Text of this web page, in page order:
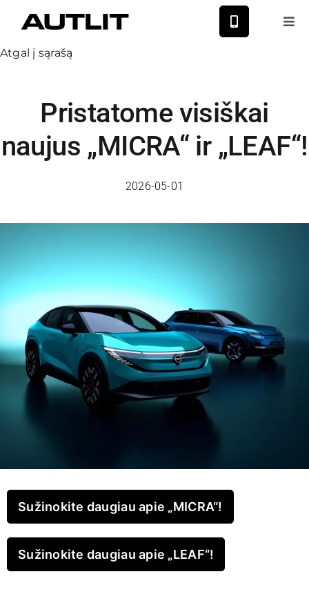
content
Nauji Nissan
Nauji MG
Naudoti automobiliai
Naujienos
Pasiūlymai
Kontaktai
Atgal į sąrašą
Pristatome visiškai
naujus „MICRA“ ir „LEAF“!
2026-05-01
Sužinokite daugiau apie „MICRA“!
Sužinokite daugiau apie „LEAF“!